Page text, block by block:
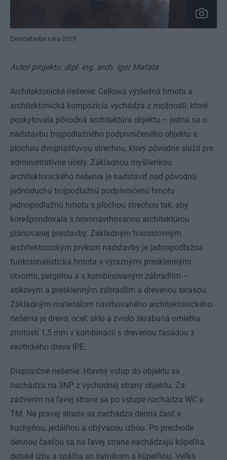
Drevostavba roka 2019
Autor projektu: dipl. ing. arch. Igor Maťata
Architektonické riešenie: Celková výsledná hmota a
architektonická kompozícia vychádza z možností, ktoré
poskytovala pôvodná architektúra objektu – jedná sa o
nadstavbu trojpodlažného podpivničeného objektu s
plochou dvojplášťovou strechou, ktorý pôvodne slúžil pre
administratívne účely. Základnou myšlienkou
architektonického riešenia je nadstaviť nad pôvodnú
jednoduchú trojpodlažnú podpivničenú hmotu
jednopodlažnú hmotu s plochou strechou tak, aby
korešpondovala s novonavrhovanou architektúrou
plánovanej prestavby. Základným tvaroslovným
architektonickým prvkom nadstavby je jednopodlažná
funkcionalistická hmota s výraznými presklennými
otvormi, pergolou a s kombinovaným zábradlím –
atikovým a presklenným zábradlím a drevenou terasou.
Základným materiálom navrhovaného architektonického
riešenia je drevo, oceľ, sklo a zvislo škrabaná omietka
zrnitosti 1,5 mm v kombinácii s drevenou fasádou z
exotického dreva IPE.
Dispozičné riešenie: Hlavný vstup do objektu sa
nachádza na 3NP z východnej strany objektu. Za
zádverím na ľavej strane sa po vstupe nachádza WC a
TM. Na pravej strane sa nachádza denná časť s
kuchyňou, jedálňou a obývacou izbou. Po prechode
dennou časťou sa na ľavej strane nachádzajú kúpeľňa,
detské izby a spálňa so šatníkom a kúpeľňou. Veľká